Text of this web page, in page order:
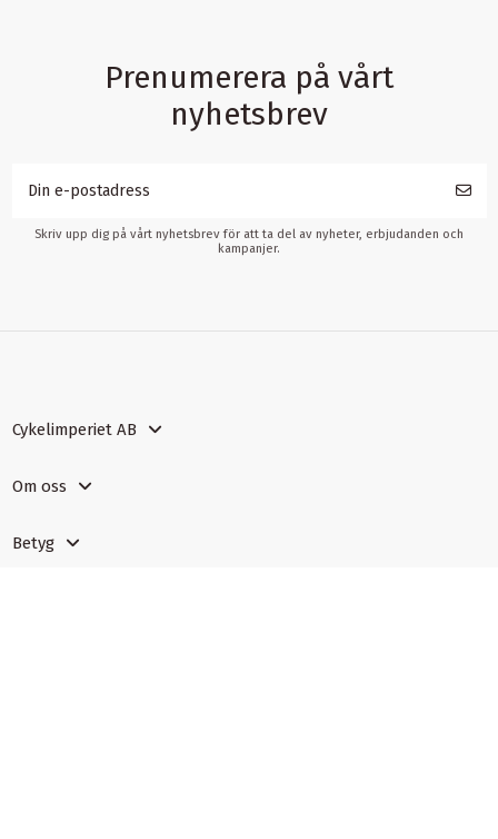
Prenumerera på vårt
nyhetsbrev
Skriv upp dig på vårt nyhetsbrev för att ta del av nyheter, erbjudanden och
kampanjer.
Cykelimperiet AB
Om oss
Betyg